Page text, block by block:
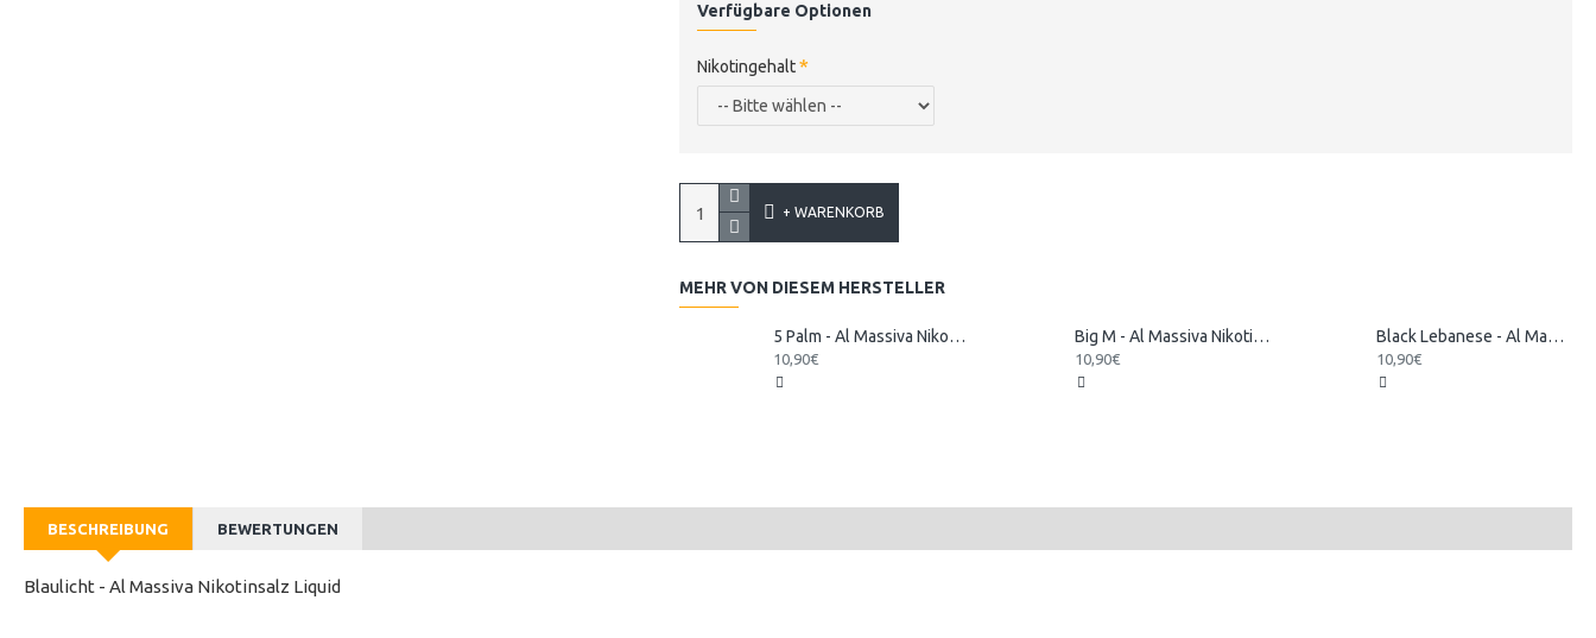
Verfügbare Optionen
Nikotingehalt
+ WARENKORB
MEHR VON DIESEM HERSTELLER
5 Palm - Al Massiva Nikotinsalz Liquid
10,90€
Big M - Al Massiva Nikotinsalz Liquid
10,90€
Black Lebanese - Al Massiva Nikotinsalz Liquid
10,90€
BESCHREIBUNG BEWERTUNGEN
Blaulicht - Al Massiva Nikotinsalz Liquid